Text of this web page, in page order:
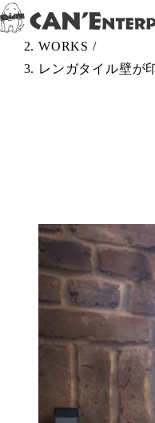
Skip to content
TOP /
WORKS /
レンガタイル壁が